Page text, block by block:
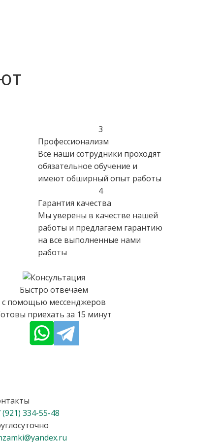
3
Профессионализм
Все наши сотрудники проходят
обязательное обучение и
имеют обширный опыт работы
4
Гарантия качества
Мы уверены в качестве нашей
работы и предлагаем гарантию
на все выполненные нами
работы
Быстро отвечаем
с помощью мессенджеров
приехать за 15 минут
(921) 334-55-48